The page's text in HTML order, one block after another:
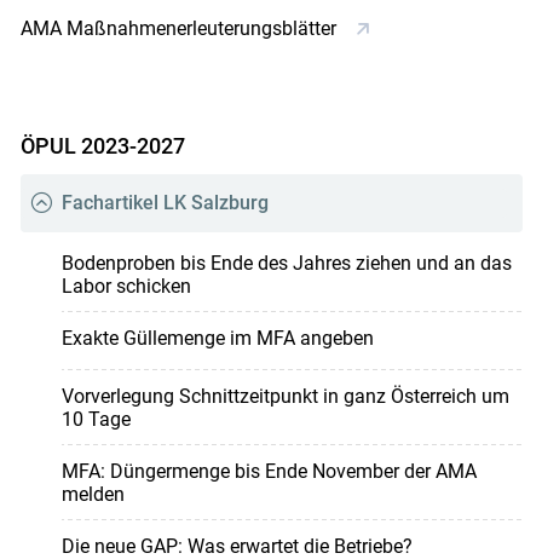
AMA Maßnahmenerleuterungsblätter
ÖPUL 2023-2027
Fachartikel LK Salzburg
Bodenproben bis Ende des Jahres ziehen und an das
Labor schicken
Exakte Güllemenge im MFA angeben
Vorverlegung Schnittzeitpunkt in ganz Österreich um
10 Tage
MFA: Düngermenge bis Ende November der AMA
melden
Die neue GAP: Was erwartet die Betriebe?